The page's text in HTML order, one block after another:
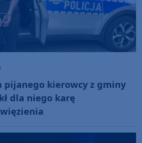
pijanego kierowcy z gminy
dla niego karę